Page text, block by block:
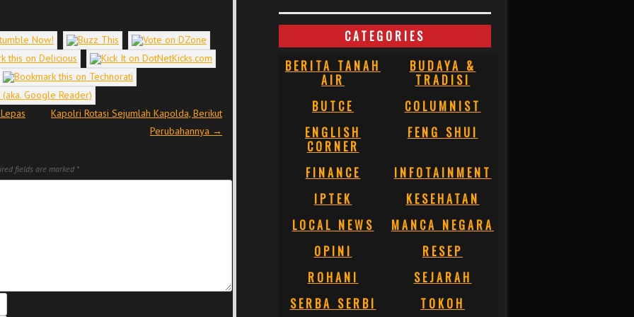
Kapolri Rotasi Sejumlah Kapolda, Berikut
Perubahannya →
fields are marked *
CATEGORIES
BERITA TANAH
AIR
BUDAYA &
TRADISI
BUTCE
COLUMNIST
ENGLISH
CORNER
FENG SHUI
FINANCE
INFOTAINMENT
IPTEK
KESEHATAN
LOCAL NEWS
MANCA NEGARA
OPINI
RESEP
ROHANI
SEJARAH
SERBA SERBI
TOKOH